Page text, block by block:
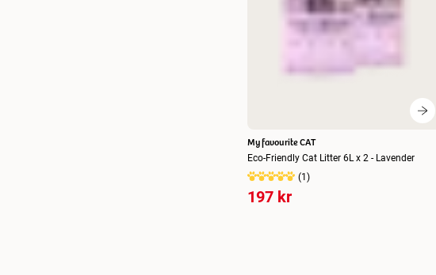
My favourite CAT
Eco-Friendly Cat Litter 6L x 2 - Lavender
(1)
197 kr